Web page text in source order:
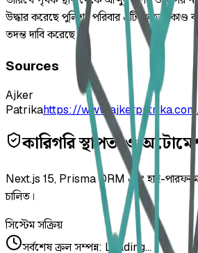
উদ্ধার করেছে পুলিশ। পরিবার এটিকে হত্যাকাণ্ড
তদন্ত দাবি করেছে।
Sources
Ajker
Patrikahttps://
কারিগরি স্থাপত্য ও
Next.js 15, Prisma ORM এবং হাই-
চালিত।
সিস্টেম সক্রিয়
সর্বশেষ ক্রল সম্পন্ন: Loading...